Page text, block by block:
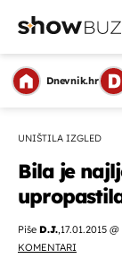
Dnevnik.hr
UNIŠTILA IZGLED
Bila je
Piše D.J.,17.01.2015
KOMENTARI